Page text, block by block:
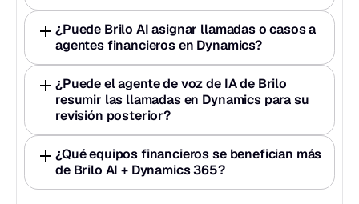
¿Puede Brilo AI asignar llamadas o casos a
agentes financieros en Dynamics?
¿Puede el agente de voz de IA de Brilo
resumir las llamadas en Dynamics para su
revisión posterior?
¿Qué equipos financieros se benefician más
de Brilo AI + Dynamics 365?